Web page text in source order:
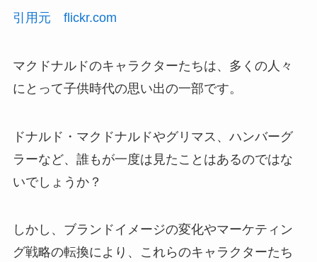
引用元 flickr.com
マクドナルドのキャラクターたちは、多くの人々
にとって子供時代の思い出の一部です。
ドナルド・マクドナルドやグリマス、ハンバーグ
ラーなど、誰もが一度は見たことはあるのではな
いでしょうか？
しかし、ブランドイメージの変化やマーケティン
グ戦略の転換により、これらのキャラクターたち